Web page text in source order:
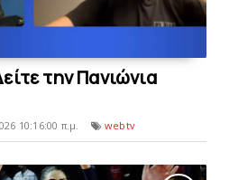
την Πανιώνια
10:16:00 π.μ. webtv